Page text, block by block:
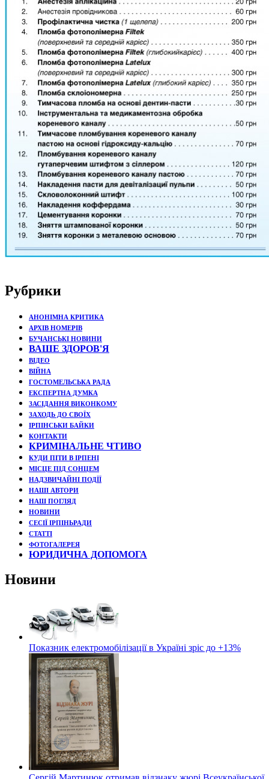
Рубрики
АНОНІМНА КРИТИКА
АРХІВ НОМЕРІВ
БУЧАНСЬКІ НОВИНИ
ВАШЕ ЗДОРОВ'Я
ВІДЕО
ВІЙНА
ГОСТОМЕЛЬСЬКА РАДА
ЕКСПЕРТНА ДУМКА
ЗАСІДАННЯ ВИКОНКОМУ
ЗАХОДЬ ДО СВОЇХ
ІРПІНСЬКИ БАЙКИ
КОНТАКТИ
КРИМІНАЛЬНЕ ЧТИВО
КУДИ ПІТИ В ІРПЕНІ
МІСЦЕ ПІД СОНЦЕМ
НАДЗВИЧАЙНІ ПОДЇЇ
НАШІ АВТОРИ
НАШ ПОГЛЯД
НОВИНИ
СЕСІЇ ІРПІНЬРАДИ
СТАТТІ
ФОТОГАЛЕРЕЯ
ЮРИДИЧНА ДОПОМОГА
Новини
Показник електромобілізації в Україні зріс до +13%